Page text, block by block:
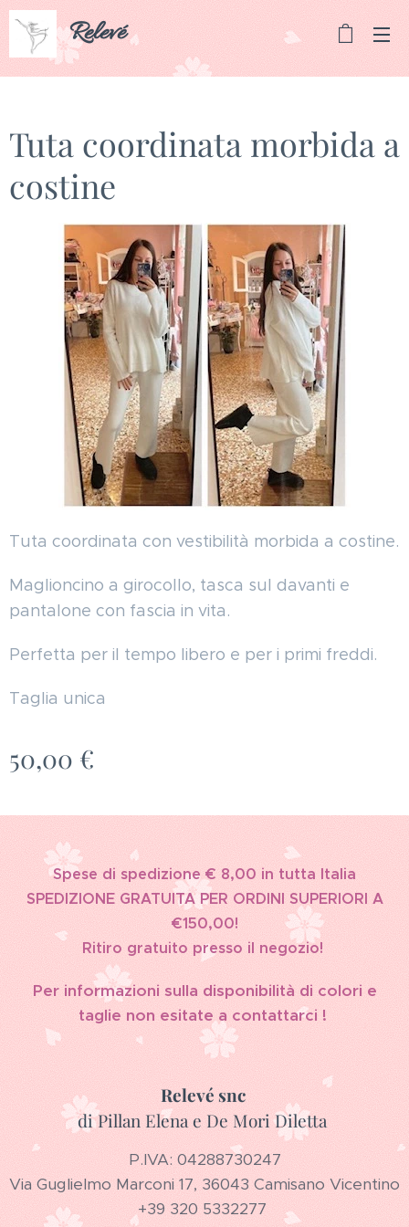
Relevé
Tuta coordinata morbida a
costine
Tuta coordinata con vestibilità morbida a costine.
Maglioncino a girocollo, tasca sul davanti e
pantalone con fascia in vita.
Perfetta per il tempo libero e per i primi freddi.
Taglia unica
50,00 €
Spese di spedizione € 8,00 in tutta Italia
SPEDIZIONE GRATUITA PER ORDINI SUPERIORI A
€150,00!
Ritiro gratuito presso il negozio!
Per informazioni sulla disponibilità di colori e
taglie non esitate a contattarci !
Relevé snc
di Pillan Elena e De Mori Diletta
P.IVA: 04288730247
Via Guglielmo Marconi 17, 36043 Camisano Vicentino
+39 320 5332277